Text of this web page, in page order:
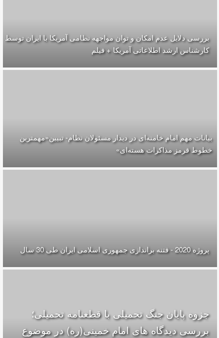
بررسی دلایل عدم امکان و توان مواجهه نظامی آمریکا با ایران توسط
کارشناس ارشد اطلاعاتی آمریکا + فیلم
بیانات مهم امام خامنه‌ای در دیدار مسئولان نظام- تبیین«مهمترین
خطوط قرمز مذاکرات هسته‌ای»
پروژه 2020 - فتنه براندازی جمهوری اسلامی ایران طی 30 سال
جزوه پایان جنگ تحمیلی با قطعنامه تحمیلی؛
بررسی دیدگاه های امام خمینی(ره) در موضوع